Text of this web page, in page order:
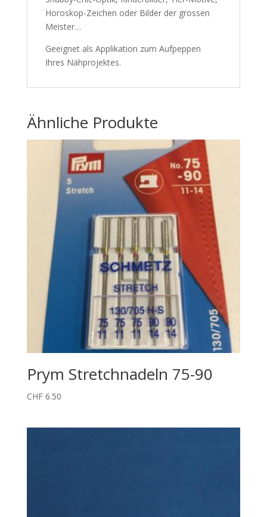
Horoskop-Zeichen oder Bilder der grossen
Meister…
Geeignet als Applikation zum Aufpeppen
Ihres Nähprojektes.
Ähnliche Produkte
Prym Stretchnadeln 75-90
CHF6.50